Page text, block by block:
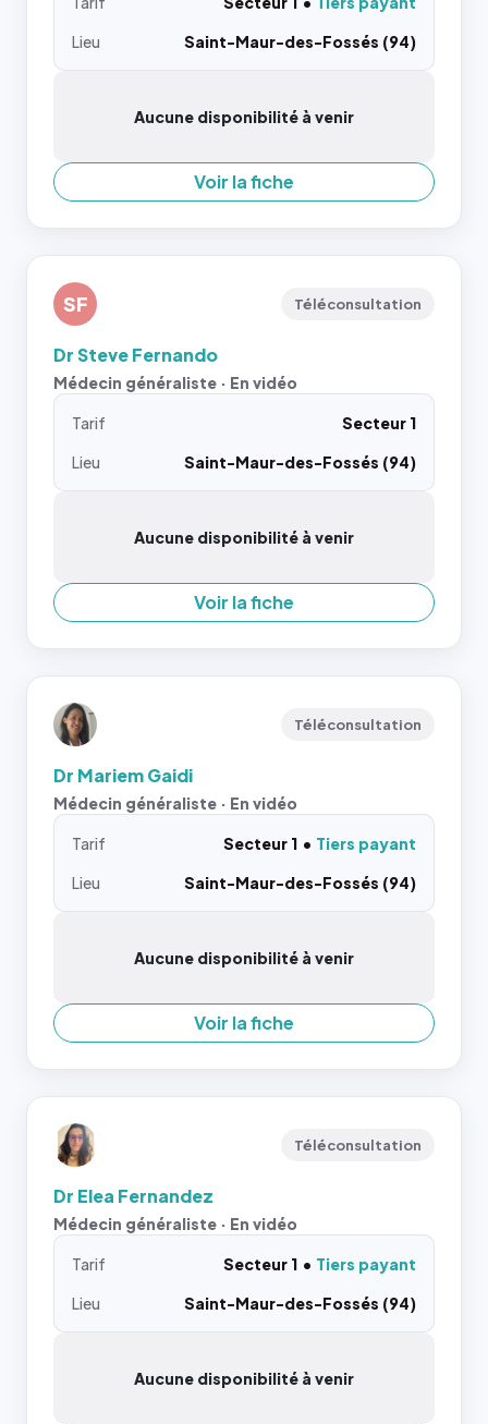
Lieu
Saint-Maur-des-Fossés (94)
Aucune disponibilité à venir
Voir la fiche
SF Téléconsultation
Dr Steve Fernando
Médecin généraliste · En vidéo
Tarif
Secteur 1
Lieu
Saint-Maur-des-Fossés (94)
Aucune disponibilité à venir
Voir la fiche
Téléconsultation
Dr Mariem Gaidi
Médecin généraliste · En vidéo
Tarif Secteur 1
Tiers payant
Lieu
Saint-Maur-des-Fossés (94)
Aucune disponibilité à venir
Voir la fiche
Téléconsultation
Dr Elea Fernandez
Médecin généraliste · En vidéo
Tarif Secteur 1
Tiers payant
Lieu
Saint-Maur-des-Fossés (94)
Aucune disponibilité à venir